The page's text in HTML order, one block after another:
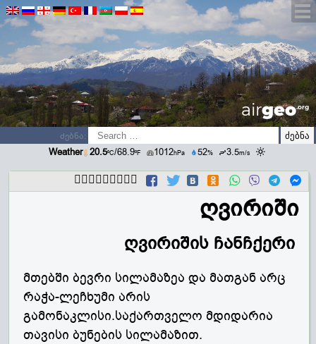
airGEO.oRg
ძებნა:
Weather 20.5ºC/68.9ºF 1012hPa 52% 3.5m/s
გააზიარეთ
ღვირიში
ღვირიშის ჩანჩქერი
მთებში ბევრი სილამაზეა და მათგან არც
რაჭა-ლეჩხუმი არის
გამონაკლისი.საქართველო მდიდარია
თავისი ბუნების სილამაზით.